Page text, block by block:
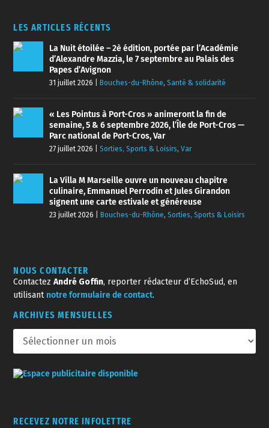
LES ARTICLES RÉCENTS
La Nuit étoilée – 2è édition, portée par l’Académie
d’Alexandre Mazzia, le 7 septembre au Palais des
Papes d’Avignon
31 juillet 2026 |Bouches-du-Rhône,Santé & solidarité
« Les Pointus à Port-Cros » animeront la fin de
semaine, 5 & 6 septembre 2026, l’Île de Port-Cros —
Parc national de Port-Cros, Var
27 juillet 2026 |Sorties, Sports & Loisirs,Var
La Villa M Marseille ouvre un nouveau chapitre
culinaire, Emmanuel Perrodin et Jules Girandon
signent une carte estivale et généreuse
23 juillet 2026 |Bouches-du-Rhône,Sorties, Sports & Loisirs
NOUS CONTACTER
ContactezAndré Goffin, reporter rédacteur d’EchoSud, en
utilisant notre formulaire de contact.
ARCHIVES MENSUELLES
RECEVEZ NOTRE INFOLETTRE